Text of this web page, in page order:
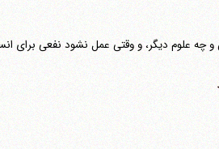
علوم دیگر، و وقتی عمل نشود نفعی برای